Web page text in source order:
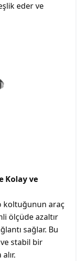
eder ve
Kolay ve
koltuğunun araç
ölçüde azaltır
sağlar. Bu
stabil bir